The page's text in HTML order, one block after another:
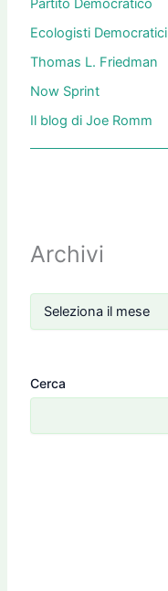
Partito Democratico
Ecologisti Democratici
Thomas L. Friedman
Now Sprint
Il blog di Joe Romm
Archivi
Cerca